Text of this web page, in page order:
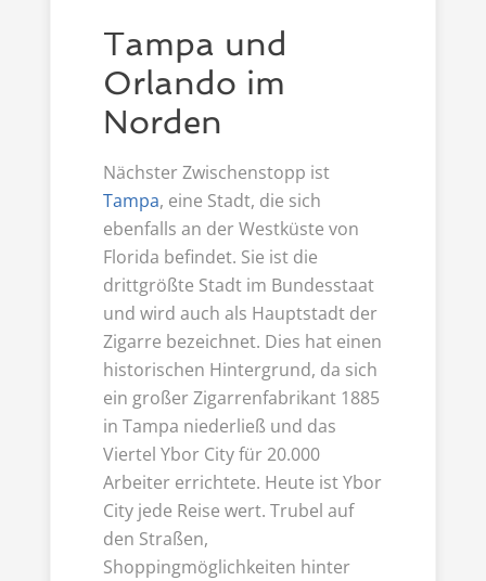
Tampa und
Orlando im
Norden
Nächster Zwischenstopp ist
Tampa, eine Stadt, die sich
ebenfalls an der Westküste von
Florida befindet. Sie ist die
drittgrößte Stadt im Bundesstaat
und wird auch als Hauptstadt der
Zigarre bezeichnet. Dies hat einen
historischen Hintergrund, da sich
ein großer Zigarrenfabrikant 1885
in Tampa niederließ und das
Viertel Ybor City für 20.000
Arbeiter errichtete. Heute ist Ybor
City jede Reise wert. Trubel auf
den Straßen,
Shoppingmöglichkeiten hinter